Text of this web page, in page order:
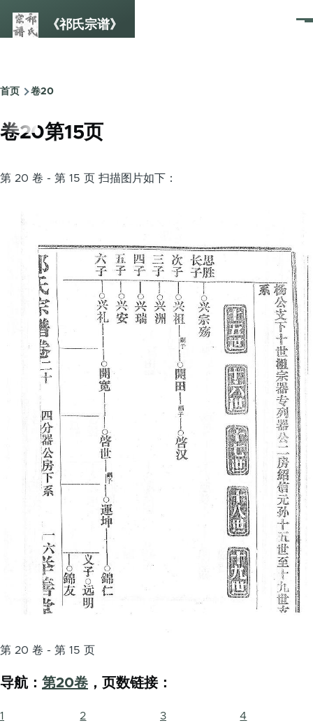
《祁氏宗谱》
菜
面
包
屑
首页 卷20
卷20第15页
第 20 卷 - 第 15 页 扫描图片如下：
第 20 卷 - 第 15 页
导航： 第20卷 ，页数链接：
1 2 3 4